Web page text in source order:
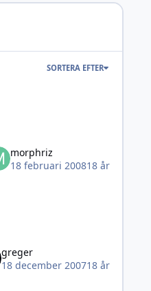
SORTERA EFTER
morphriz
18 februari 200818 år
greger
18 december 200718 år